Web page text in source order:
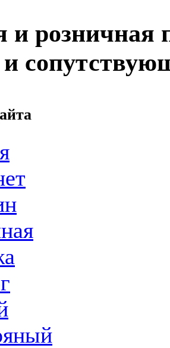
и розничная
и